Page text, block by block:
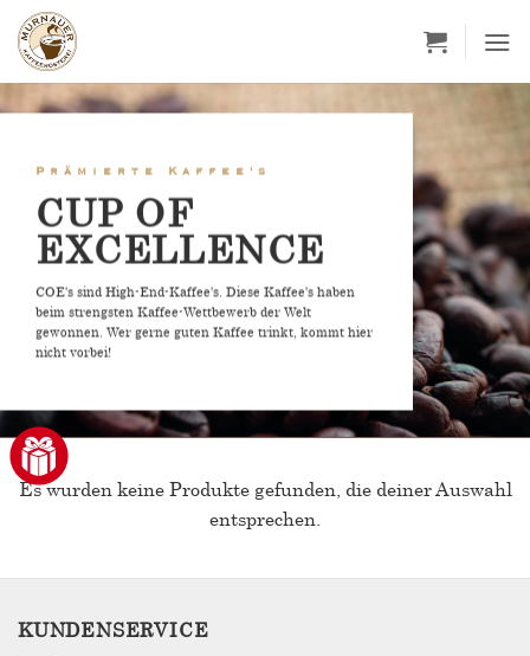
Zum
Inhalt
springen
Prämierte Kaffee's
CUP OF
EXCELLENCE
COE's sind High-End-Kaffee's. Diese Kaffee's haben
beim strengsten Kaffee-Wettbewerb der Welt
gewonnen. Wer gerne guten Kaffee trinkt, kommt hier
nicht vorbei!
Es wurden keine Produkte gefunden, die deiner Auswahl
entsprechen.
KUNDENSERVICE